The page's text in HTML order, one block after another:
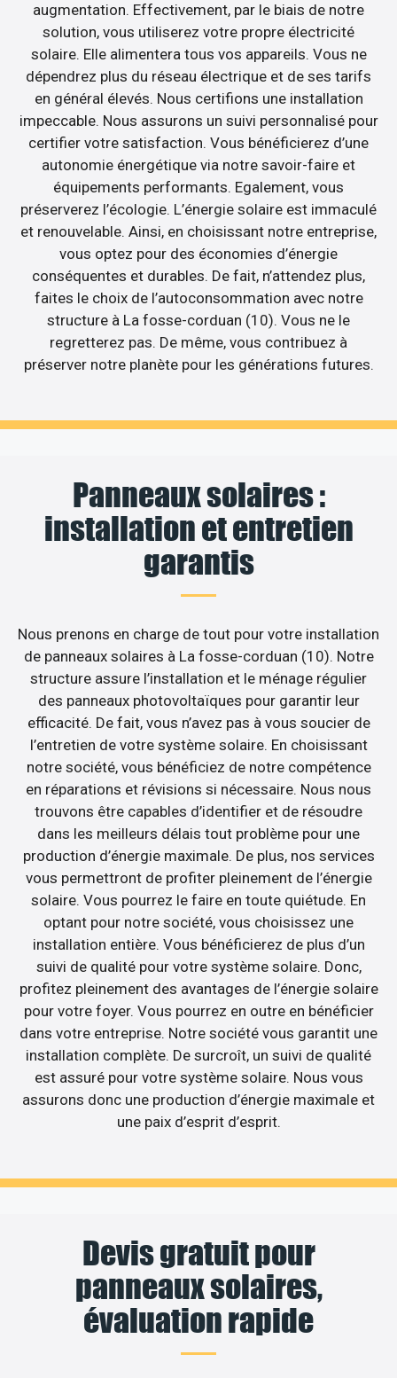
augmentation. Effectivement, par le biais de notre
solution, vous utiliserez votre propre électricité
solaire. Elle alimentera tous vos appareils. Vous ne
dépendrez plus du réseau électrique et de ses tarifs
en général élevés. Nous certifions une installation
impeccable. Nous assurons un suivi personnalisé pour
certifier votre satisfaction. Vous bénéficierez d’une
autonomie énergétique via notre savoir-faire et
équipements performants. Egalement, vous
préserverez l’écologie. L’énergie solaire est immaculé
et renouvelable. Ainsi, en choisissant notre entreprise,
vous optez pour des économies d’énergie
conséquentes et durables. De fait, n’attendez plus,
faites le choix de l’autoconsommation avec notre
structure à La fosse-corduan (10). Vous ne le
regretterez pas. De même, vous contribuez à
préserver notre planète pour les générations futures.
Panneaux solaires :
installation et entretien
garantis
Nous prenons en charge de tout pour votre installation
de panneaux solaires à La fosse-corduan (10). Notre
structure assure l’installation et le ménage régulier
des panneaux photovoltaïques pour garantir leur
efficacité. De fait, vous n’avez pas à vous soucier de
l’entretien de votre système solaire. En choisissant
notre société, vous bénéficiez de notre compétence
en réparations et révisions si nécessaire. Nous nous
trouvons être capables d’identifier et de résoudre
dans les meilleurs délais tout problème pour une
production d’énergie maximale. De plus, nos services
vous permettront de profiter pleinement de l’énergie
solaire. Vous pourrez le faire en toute quiétude. En
optant pour notre société, vous choisissez une
installation entière. Vous bénéficierez de plus d’un
suivi de qualité pour votre système solaire. Donc,
profitez pleinement des avantages de l’énergie solaire
pour votre foyer. Vous pourrez en outre en bénéficier
dans votre entreprise. Notre société vous garantit une
installation complète. De surcroît, un suivi de qualité
est assuré pour votre système solaire. Nous vous
assurons donc une production d’énergie maximale et
une paix d’esprit d’esprit.
Devis gratuit pour
panneaux solaires,
évaluation rapide